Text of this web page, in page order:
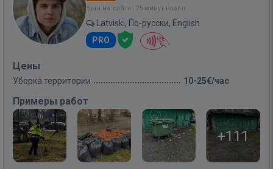
Был на сайте: 25 минут назад
Latviski, По-русски, English
PRO
Цены
Уборка территории 10-25€/час
Примеры работ
+111